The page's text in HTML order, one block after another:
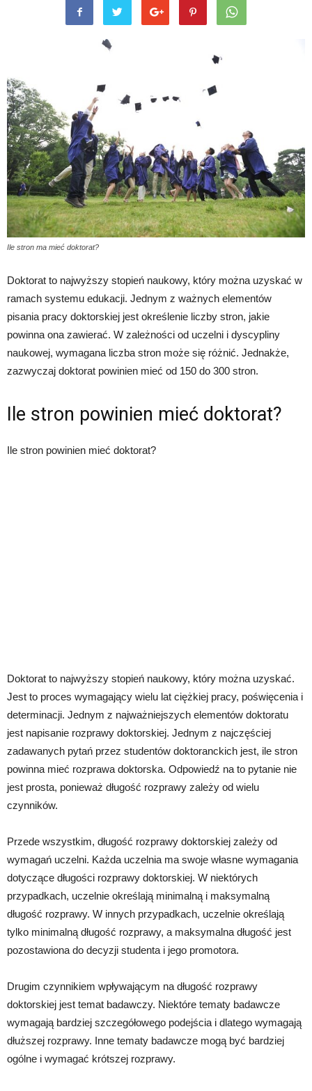
Ile stron ma mieć doktorat?
Doktorat to najwyższy stopień naukowy, który można uzyskać w
ramach systemu edukacji. Jednym z ważnych elementów
pisania pracy doktorskiej jest określenie liczby stron, jakie
powinna ona zawierać. W zależności od uczelni i dyscypliny
naukowej, wymagana liczba stron może się różnić. Jednakże,
zazwyczaj doktorat powinien mieć od 150 do 300 stron.
Ile stron powinien mieć doktorat?
Ile stron powinien mieć doktorat?
Doktorat to najwyższy stopień naukowy, który można uzyskać.
Jest to proces wymagający wielu lat ciężkiej pracy, poświęcenia i
determinacji. Jednym z najważniejszych elementów doktoratu
jest napisanie rozprawy doktorskiej. Jednym z najczęściej
zadawanych pytań przez studentów doktoranckich jest, ile stron
powinna mieć rozprawa doktorska. Odpowiedź na to pytanie nie
jest prosta, ponieważ długość rozprawy zależy od wielu
czynników.
Przede wszystkim, długość rozprawy doktorskiej zależy od
wymagań uczelni. Każda uczelnia ma swoje własne wymagania
dotyczące długości rozprawy doktorskiej. W niektórych
przypadkach, uczelnie określają minimalną i maksymalną
długość rozprawy. W innych przypadkach, uczelnie określają
tylko minimalną długość rozprawy, a maksymalna długość jest
pozostawiona do decyzji studenta i jego promotora.
Drugim czynnikiem wpływającym na długość rozprawy
doktorskiej jest temat badawczy. Niektóre tematy badawcze
wymagają bardziej szczegółowego podejścia i dlatego wymagają
dłuższej rozprawy. Inne tematy badawcze mogą być bardziej
ogólne i wymagać krótszej rozprawy.